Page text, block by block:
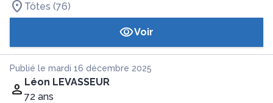
Tôtes (76)
Voir
Publié le mardi 16 décembre 2025
Léon LEVASSEUR
72 ans